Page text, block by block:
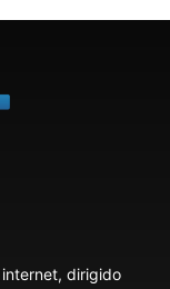
dirigido